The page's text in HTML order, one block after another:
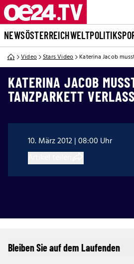
NEWSÖSTERREICHWELTPOLITIK
Video Stars Video Katerina Jacob
KATERINA JACOB
TANZPARKETT
10. März 2012 | 08:00 Uhr
Bleiben Sie auf dem Laufenden